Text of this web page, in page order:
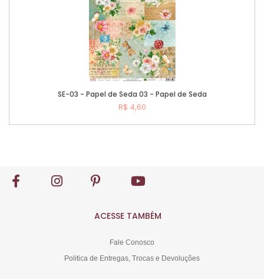
SE-03 - Papel de Seda 03 - Papel de Seda
R$ 4,60
ACESSE TAMBÉM
Fale Conosco
Politica de Entregas, Trocas e Devoluções